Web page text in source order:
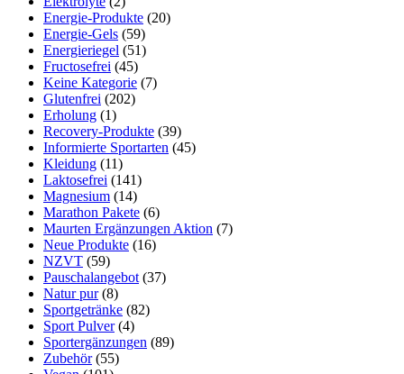
Energie-Produkte (20)
Energie-Gels (59)
Energieriegel (51)
Fructosefrei (45)
Keine Kategorie (7)
Glutenfrei (202)
Erholung (1)
Recovery-Produkte (39)
Informierte Sportarten (45)
Kleidung (11)
Laktosefrei (141)
Magnesium (14)
Marathon Pakete (6)
Maurten Ergänzungen Aktion (7)
Neue Produkte (16)
NZVT (59)
Pauschalangebot (37)
Natur pur (8)
Sportgetränke (82)
Sport Pulver (4)
Sportergänzungen (89)
Zubehör (55)